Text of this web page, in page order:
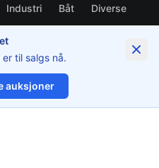
Industri Båt Diverse
til salgs nå.
auksjoner
1/41